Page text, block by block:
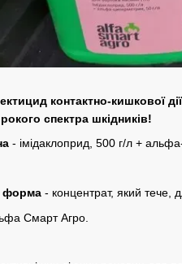
контактно-кишкової
спектра шкідників!
- імідаклоприд, 500 г/л +
форма - концентрат, який тече,
Смарт Агро.